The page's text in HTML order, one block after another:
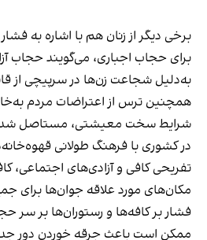
برخی دیگر از زنان هم با اشاره به
برای حجاب اجباری، می‌گویند حجاب
به‌دلیل شجاعت زن‌ها در سرپیچی از
همچنین ترس از اعتراضات مردم
شرایط سخت معیشتی، مستاصل
در کشوری با فرهنگ طولانی
تفریحی کافی و آزادی‌های اجتماعی،
مکان‌های مورد علاقه جوان‌ها برای
فشار بر کافه‌ها و رستوران‌ها بر سر
ممکن است باعث جرقه خوردن دور